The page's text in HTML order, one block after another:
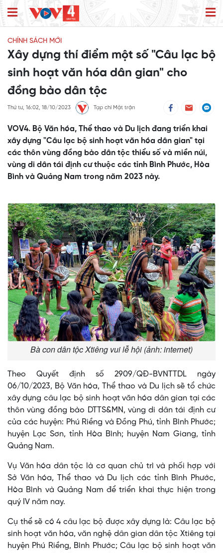
CHÍNH SÁCH MỚI
Xây dựng thí điểm một số "Câu lạc bộ
sinh hoạt văn hóa dân gian" cho
đồng bào dân tộc
Thứ tư, 16:02, 18/10/2023 Tạp chí Mặt trận
VOV4. Bộ Văn hóa, Thể thao và Du lịch đang triển khai
xây dựng "Câu lạc bộ sinh hoạt văn hóa dân gian" tại
các thôn vùng đồng bào dân tộc thiểu số và miền núi,
vùng di dân tái định cư thuộc các tỉnh Bình Phước, Hòa
Bình và Quảng Nam trong năm 2023 này.
Bà con dân tộc Xtiêng vui lễ hội (ảnh: internet)
Theo Quyết định số 2909/QĐ-BVNTTDL ngày
06/10/2023, Bộ Văn hóa, Thể thao và Du lịch sẽ tổ chức
xây dựng câu lạc bộ sinh hoạt văn hóa dân gian tại các
thôn vùng đồng bào DTTS&MN, vùng di dân tái định cư
của các huyện: Phú Riềng và Đồng Phú, tỉnh Bình Phước;
huyện Lạc Sơn, tỉnh Hòa Bình; huyện Nam Giang, tỉnh
Quảng Nam.
Vụ Văn hóa dân tộc là cơ quan chủ trì và phối hợp với
Sở Văn hóa, Thể thao và Du lịch các tỉnh Bình Phước,
Hòa Bình và Quảng Nam để triển khai thực hiện trong
quý IV năm nay.
Cụ thể sẽ có 4 câu lạc bộ được xây dựng là: Câu lạc bộ
sinh hoạt văn hóa, văn nghệ dân gian dân tộc Xtiêng tại
huyện Phú Riềng, Bình Phước; Câu lạc bộ sinh hoạt văn